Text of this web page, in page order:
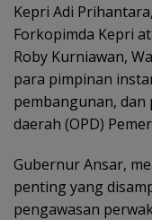
Kepri Adi
Forkopimda Kepri
Roby Kurniawan,
para pimpinan
pembangunan,
daerah (OPD)
Gubernur Ansar,
penting yang
pengawasan